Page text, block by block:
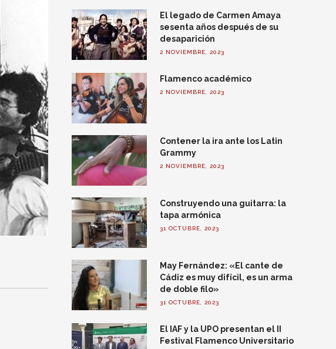
El legado de Carmen Amaya
sesenta años después de su
desaparición
2 NOVIEMBRE, 2023
Flamenco académico
2 NOVIEMBRE, 2023
Contener la ira ante los Latin
Grammy
2 NOVIEMBRE, 2023
Construyendo una guitarra: la
tapa armónica
31 OCTUBRE, 2023
May Fernández: «El cante de
Cádiz es muy difícil, es un arma
de doble filo»
31 OCTUBRE, 2023
El IAF y la UPO presentan el II
Festival Flamenco Universitario